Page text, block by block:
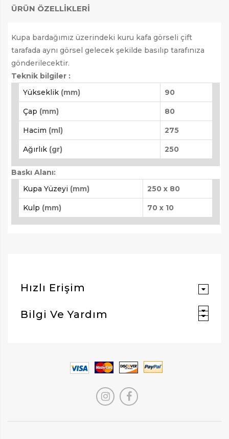
ARAMAK İÇIN ENTER'E BASIN
ÜRÜN ÖZELLIKLERI
Kupa bardağımız üzerindeki kuru kafa görseli çift
tarafada aynı görsel gelecek şekilde basılıp tarafınıza
gönderilecektir.
Teknik bilgiler :
Yükseklik (mm) 90
Çap (mm) 80
Hacim (ml) 275
Ağırlık (gr) 250
Baskı Alanı:
Kupa Yüzeyi (mm) 250 x 80
Kulp (mm) 70 x 10
Hızlı Erişim
Bilgi Ve Yardım